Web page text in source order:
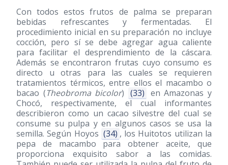
Con todos estos frutos de palma se preparan
bebidas refrescantes y fermentadas. El
procedimiento inicial en su preparación no incluye
cocción, pero sí se debe agregar agua caliente
para facilitar el desprendimiento de la cáscara.
Además se encontraron frutas cuyo consumo es
directo u otras para las cuales se requieren
tratamientos térmicos, entre ellos el macambo o
bacao (Theobroma bicolor) (33) en Amazonas y
Chocó, respectivamente, el cual informantes
describieron como un cacao silvestre del cual se
consume su pulpa y en algunos casos se usa la
semilla. Según Hoyos (34) , los Huitotos utilizan la
pepa de macambo para obtener aceite, que
proporciona exquisito sabor a las comidas.